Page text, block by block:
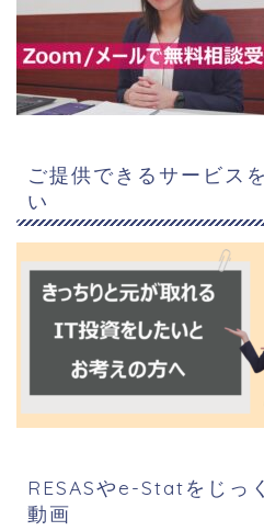
ご提供できるサービス
い
RESASやe-Statをじっ
動画